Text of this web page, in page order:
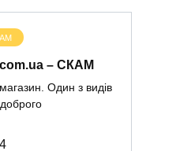
– СКАМ
Один з видів
4